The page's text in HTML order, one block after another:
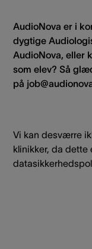
AudioNova er i
dygtige
AudioNova, eller
som elev? Så
på
Vi kan desværre
klinikker, da dette